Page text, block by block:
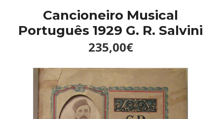
Cancioneiro Musical
Português 1929 G. R. Salvini
235,00€